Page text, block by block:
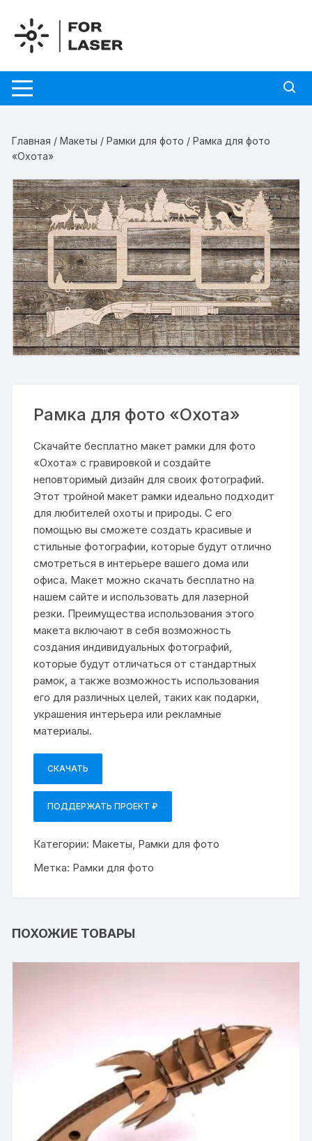
содержимому
Главная /Макеты /Рамки для фото / Рамка для фото
«Охота»
Рамка для фото «Охота»
Скачайте бесплатно макет рамки для фото
«Охота» с гравировкой и создайте
неповторимый дизайн для своих фотографий.
Этот тройной макет рамки идеально подходит
для любителей охоты и природы. С его
помощью вы сможете создать красивые и
стильные фотографии, которые будут отлично
смотреться в интерьере вашего дома или
офиса. Макет можно скачать бесплатно на
нашем сайте и использовать для лазерной
резки. Преимущества использования этого
макета включают в себя возможность
создания индивидуальных фотографий,
которые будут отличаться от стандартных
рамок, а также возможность использования
его для различных целей, таких как подарки,
украшения интерьера или рекламные
материалы.
СКАЧАТЬ
ПОДДЕРЖАТЬ ПРОЕКТ ₽
Категории: Макеты, Рамки для фото
Метка: Рамки для фото
ПОХОЖИЕ ТОВАРЫ